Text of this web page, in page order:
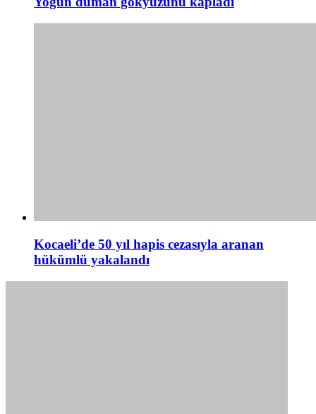
Kocaeli’de 50 yıl hapis cezasıyla aranan
hükümlü yakalandı